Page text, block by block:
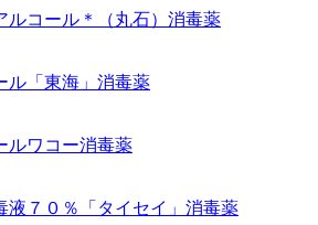
コール＊（丸石） 消毒薬
「東海」 消毒薬
ルワコー消毒薬
７０％「タイセイ」 消毒薬